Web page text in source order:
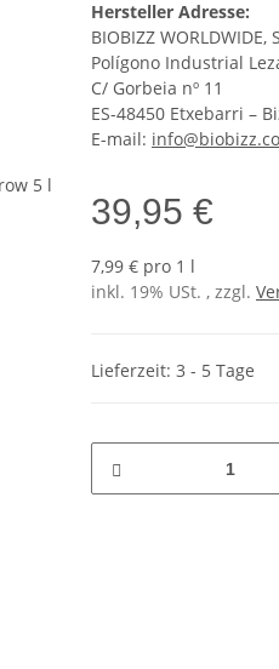
Hersteller Adresse:
BIOBIZZ WORLDWIDE,
Polígono Industrial
C/ Gorbeia nº 11
ES-48450 Etxebarri –
E-mail:
39,95 €
7,99 € pro 1 l
inkl. 19% USt. , zzgl.
Lieferzeit: 3 - 5 Tage